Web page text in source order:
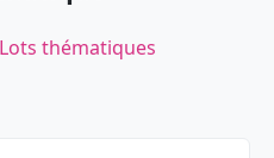
Lots thématiques